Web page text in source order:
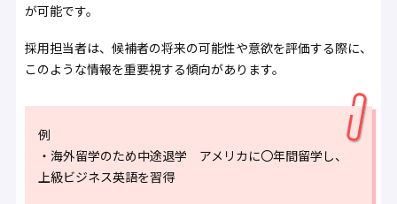
が可能です。
採用担当者は、候補者の将来の可能性や意欲を評価する際に、
このような情報を重要視する傾向があります。
例
・海外留学のため中途退学 アメリカに〇年間留学し、
上級ビジネス英語を習得